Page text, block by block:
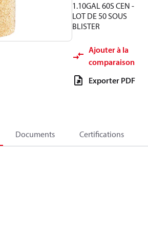
1.10GAL 60S CEN -
LOT DE 50 SOUS
BLISTER
Ajouter à la
comparaison
Exporter PDF
Documents Certifications